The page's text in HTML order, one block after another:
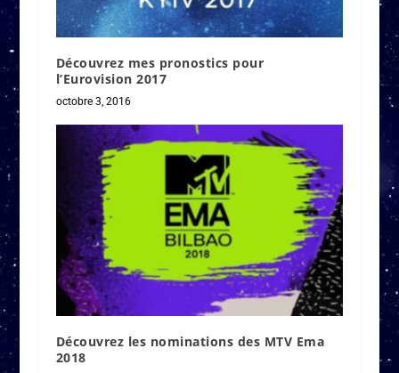
Découvrez mes pronostics pour
l’Eurovision 2017
octobre 3, 2016
Découvrez les nominations des MTV Ema
2018